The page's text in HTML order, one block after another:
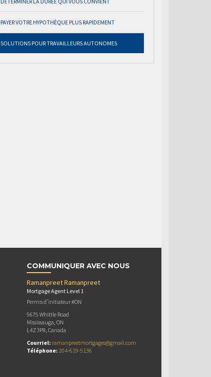
PAYER VOTRE HYPOTHÈQUE PLUS RAPIDEMENT
SOLUTIONS POUR TRAVAILLEURS AUTONOMES
COMMUNIQUER AVEC NOUS
Ramanpreet Ramanpreet
Mortgage Agent Level 1
Permis d’initiateur #ON
5675 Whittle Road
Mississauga, ON
L4Z 3P8, Canada
Courriel: ramanpreetmortgages@gmail.com
Téléphone: 204-619-5136